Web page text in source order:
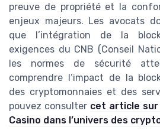
preuve de propriété et la
enjeux majeurs. Les avocats
que l’intégration de la
exigences du CNB (Conseil
les normes de sécurité
comprendre l’impact de la
des cryptomonnaies et des
pouvez consulter cet article sur
Casino dans l’univers des